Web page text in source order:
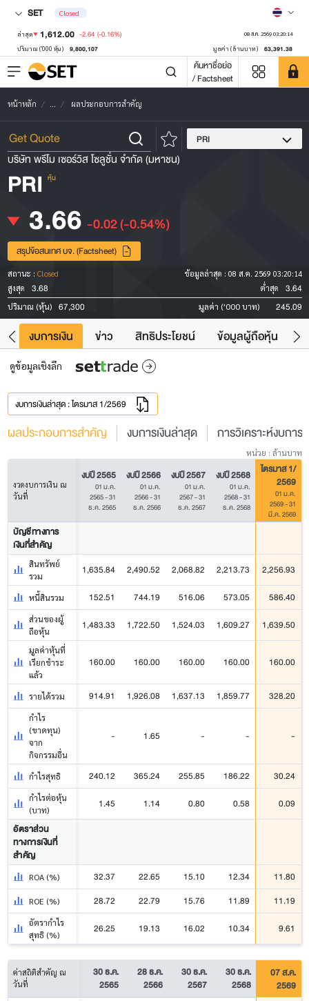
SET Closed
ล่าสุด 1,612.00 -2.64 (-0.16%) 08 ส.ค. 2569 03:20:14
ปริมาณ ('000 หุ้น) 9,800,107 มูลค่า (ล้านบาท) 63,391.38
ค้นหาชื่อย่อ
/ Factsheet
หน้าหลัก ... ผลประกอบการสำคัญ
PRI
บริษัท พรีโม เซอร์วิส โซลูชั่น จำกัด (มหาชน)
PRI หุ้น
3.66 -0.02(-0.54%)
สรุปข้อสนเทศ บจ. (Factsheet)
สถานะ : Closed ข้อมูลล่าสุด : 08 ส.ค. 2569 03:20:14
สูงสุด
3.68 ต่ำสุด 3.64
ปริมาณ (หุ้น) 67,300 มูลค่า ('000 บาท) 245.09
งบการเงิน ข่าว สิทธิประโยชน์ ข้อมูลผู้ถือหุ้น
ดูข้อมูลเชิงลึก
งบการเงินล่าสุด : ไตรมาส 1/2569
ผลประกอบการสำคัญ งบการเงินล่าสุด การวิเคราะห์งบการ
หน่วย : ล้านบาท
งวดงบการเงิน ณ
วันที่
งบปี 2565
01 ม.ค.
2565 - 31
ธ.ค. 2565
งบปี 2566
01 ม.ค.
2566 - 31
ธ.ค. 2566
งบปี 2567
01 ม.ค.
2567 - 31
ธ.ค. 2567
งบปี 2568
01 ม.ค.
2568 - 31
ธ.ค. 2568
ไตรมาส 1/
2569
01 ม.ค.
2569 - 31
มี.ค. 2569
บัญชีทางการ
เงินที่สำคัญ
สินทรัพย์
รวม
1,635.84 2,490.52 2,068.82 2,213.73 2,256.93
หนี้สินรวม 152.51 744.19 516.06 573.05 586.40
ส่วนของผู้
ถือหุ้น
1,483.33 1,722.50 1,524.03 1,609.27 1,639.50
มูลค่าหุ้นที่
เรียกชำระ
แล้ว
160.00 160.00 160.00 160.00 160.00
รายได้รวม 914.91 1,926.08 1,637.13 1,859.77 328.20
กำไร
(ขาดทุน)
จาก
กิจกรรมอื่น
- 1.65 - - -
กำไรสุทธิ 240.12 365.24 255.85 186.22 30.24
กำไรต่อหุ้น
(บาท)
1.45 1.14 0.80 0.58
0.09
อัตราส่วน
ทางการเงินที่
สำคัญ
ROA (%) 32.37 22.65 15.10 12.34 11.80
ROE (%) 28.72 22.79 15.76 11.89 11.19
อัตรากำไร
สุทธิ (%)
26.25 19.13 16.02 10.34 9.61
ค่าสถิติสำคัญ ณ
วันที่
30 ธ.ค.
2565
28 ธ.ค.
2566
30 ธ.ค.
2567
30 ธ.ค.
2568
07 ส.ค.
2569